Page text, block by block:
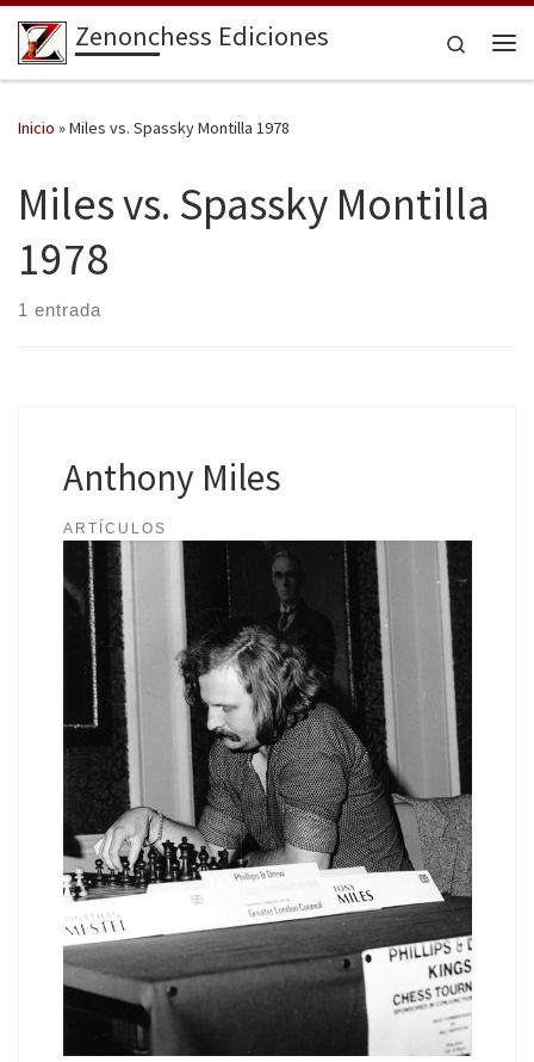
Saltar al contenido
Zenonchess Ediciones
Search
Inicio »Miles vs. Spassky Montilla 1978
Miles vs. Spassky Montilla
1978
1 entrada
Anthony Miles
ARTÍCULOS